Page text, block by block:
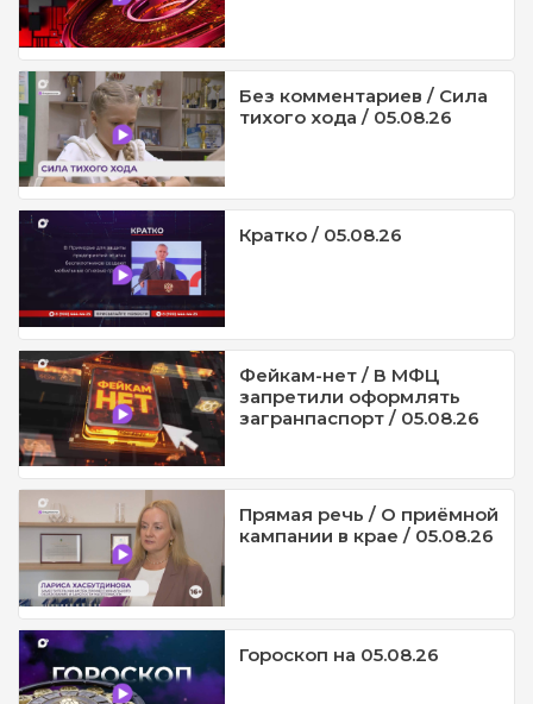
Без комментариев / Сила
тихого хода / 05.08.26
Кратко / 05.08.26
Фейкам-нет / В МФЦ
запретили оформлять
загранпаспорт / 05.08.26
Прямая речь / О приёмной
кампании в крае / 05.08.26
Гороскоп на 05.08.26